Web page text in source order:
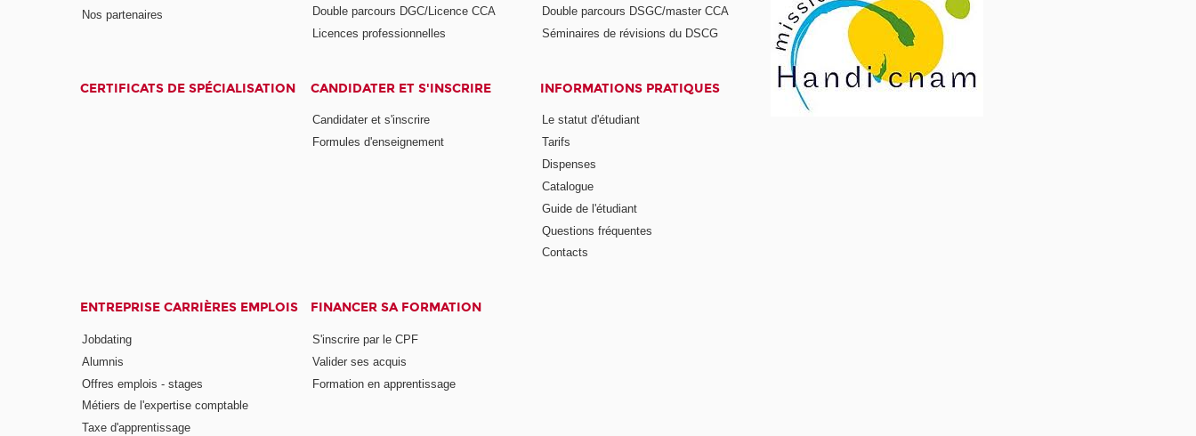
Nos partenaires
Double parcours DGC/Licence CCA
Licences professionnelles
Double parcours DSGC/master CCA
Séminaires de révisions du DSCG
CERTIFICATS DE SPÉCIALISATION CANDIDATER ET S'INSCRIRE
Candidater et s'inscrire
Formules d'enseignement
INFORMATIONS PRATIQUES
Le statut d'étudiant
Tarifs
Dispenses
Catalogue
Guide de l'étudiant
Questions fréquentes
Contacts
ENTREPRISE CARRIÈRES EMPLOIS
Jobdating
Alumnis
Offres emplois - stages
Métiers de l'expertise comptable
Taxe d'apprentissage
FINANCER SA FORMATION
S'inscrire par le CPF
Valider ses acquis
Formation en apprentissage